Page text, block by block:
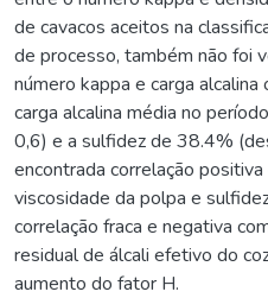
de cavacos aceitos na
de processo, também não foi
número kappa e carga
carga alcalina média no
0,6) e a sulfidez de 38.4%
encontrada correlação
viscosidade da polpa e
correlação fraca e negativa
residual de álcali efetivo do
aumento do fator H.